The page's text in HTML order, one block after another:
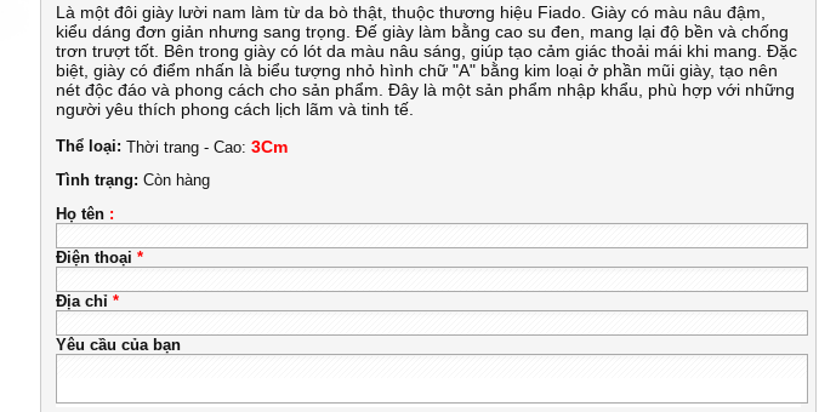
Là một đôi giày lười nam làm từ da bò thật, thuộc thương hiệu Fiado. Giày có màu nâu đậm,
kiểu dáng đơn giản nhưng sang trọng. Đế giày làm bằng cao su đen, mang lại độ bền và chống
trơn trượt tốt. Bên trong giày có lót da màu nâu sáng, giúp tạo cảm giác thoải mái khi mang. Đặc
biệt, giày có điểm nhấn là biểu tượng nhỏ hình chữ "A" bằng kim loại ở phần mũi giày, tạo nên
nét độc đáo và phong cách cho sản phẩm. Đây là một sản phẩm nhập khẩu, phù hợp với những
người yêu thích phong cách lịch lãm và tinh tế.
Thể loại: Thời trang - Cao: 3Cm
Tình trạng: Còn hàng
Họ tên :
Điện thoại *
Địa chỉ *
Yêu cầu của bạn